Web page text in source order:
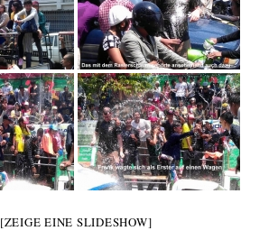
[ZEIGE EINE SLIDESHOW]